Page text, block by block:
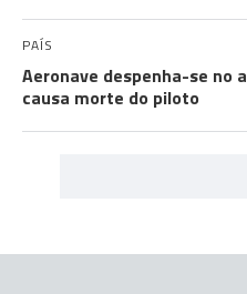
PAÍS
Aeronave despenha-se no
causa morte do piloto